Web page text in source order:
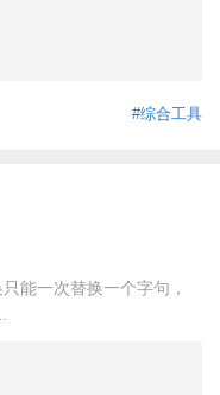
#综合工具
能一次替换一个字句，